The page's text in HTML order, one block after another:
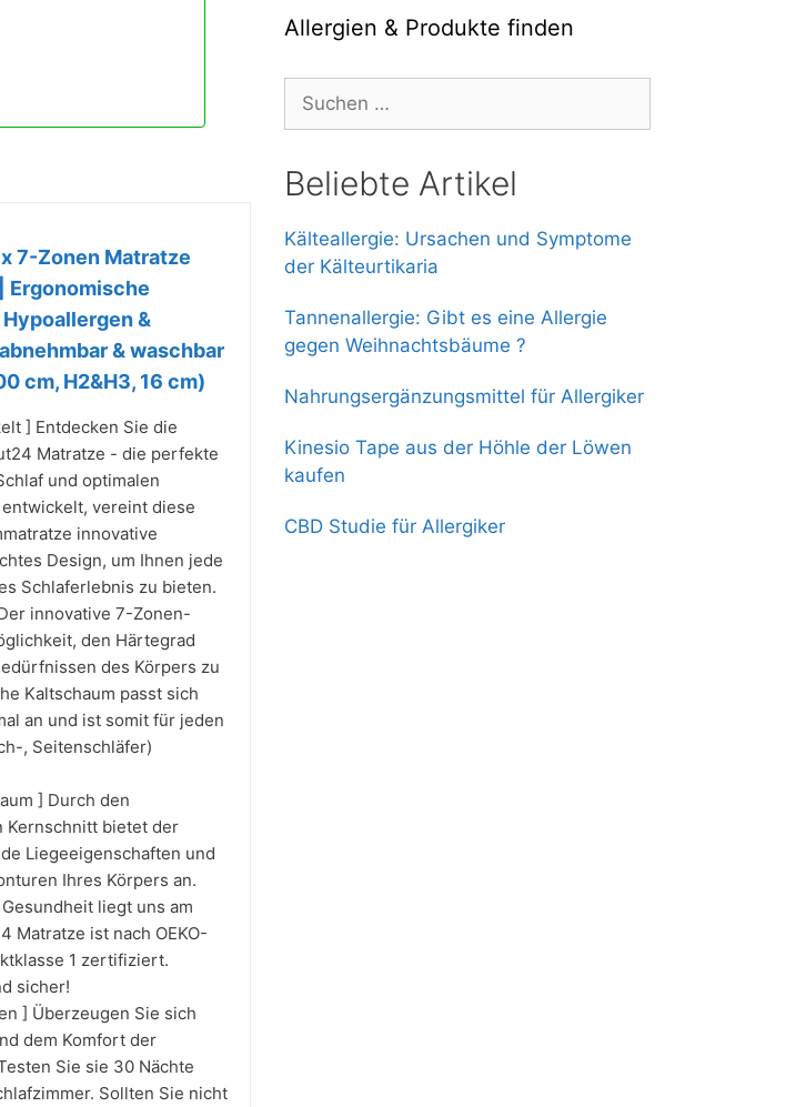
7-Zonen Matratze
Ergonomische
&
& waschbar
cm, H2&H3, 16 cm)
] Entdecken Sie die
Matratze - die perfekte
und optimalen
vereint diese
innovative
Design, um Ihnen jede
Schlaferlebnis zu bieten.
innovative 7-Zonen-
den Härtegrad
des Körpers zu
Kaltschaum passt sich
an und ist somit für jeden
, Seitenschläfer)
] Durch den
Kernschnitt bietet der
Liegeeigenschaften und
Ihres Körpers an.
liegt uns am
Matratze ist nach OEKO-
1 zertifiziert.
sicher!
] Überzeugen Sie sich
dem Komfort der
Sie sie 30 Nächte
Sollten Sie nicht
Allergien & Produkte finden
Suche
nach:
Beliebte Artikel
Kälteallergie: Ursachen und Symptome
der Kälteurtikaria
Tannenallergie: Gibt es eine Allergie
gegen Weihnachtsbäume ?
Nahrungsergänzungsmittel für Allergiker
Kinesio Tape aus der Höhle der Löwen
kaufen
CBD Studie für Allergiker